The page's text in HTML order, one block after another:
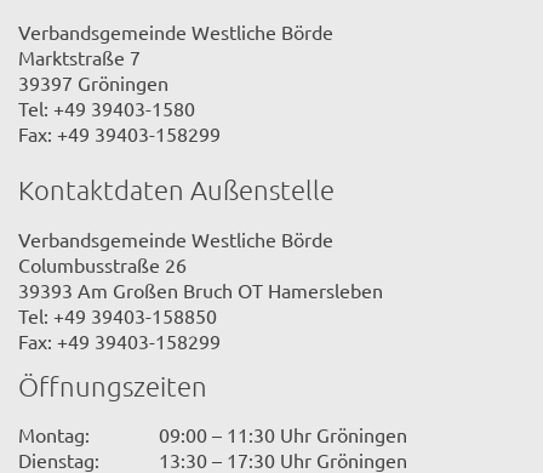
Verbandsgemeinde Westliche Börde
Marktstraße 7
39397 Gröningen
Tel: +49 39403-1580
Fax: +49 39403-158299
Kontaktdaten Außenstelle
Verbandsgemeinde Westliche Börde
Columbusstraße 26
39393 Am Großen Bruch OT Hamersleben
Tel: +49 39403-158850
Fax: +49 39403-158299
Öffnungszeiten
Montag:
09:00 – 11:30 Uhr Gröningen
Dienstag:
13:30 – 17:30 Uhr Gröningen